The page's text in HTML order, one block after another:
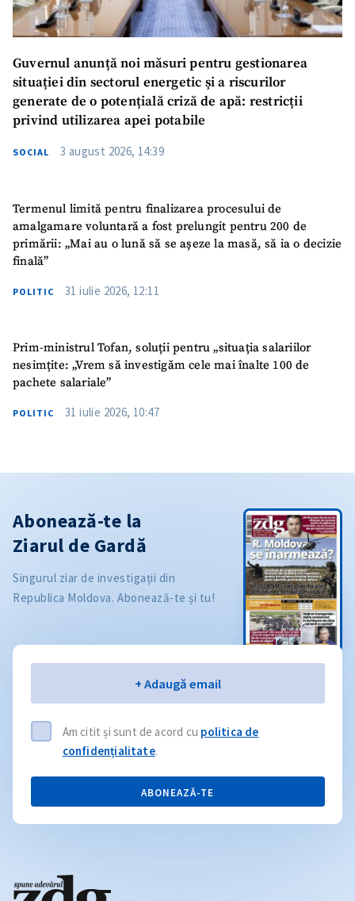
Guvernul anunță noi măsuri pentru gestionarea
situației din sectorul energetic și a riscurilor
generate de o potențială criză de apă: restricții
privind utilizarea apei potabile
SOCIAL 3 august 2026, 14:39
Termenul limită pentru finalizarea procesului de
amalgamare voluntară a fost prelungit pentru 200 de
primării: „Mai au o lună să se așeze la masă, să ia o decizie
finală”
POLITIC 31 iulie 2026, 12:11
Prim-ministrul Tofan, soluții pentru „situația salariilor
nesimțite: „Vrem să investigăm cele mai înalte 100 de
pachete salariale”
POLITIC 31 iulie 2026, 10:47
Abonează-te la
Ziarul de Gardă
Singurul ziar de investigații din
Republica Moldova. Abonează-te și tu!
+ Adaugă email
Am citit și sunt de acord cu politica de
confidențialitate.
ABONEAZĂ-TE